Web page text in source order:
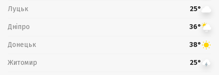
Луцьк 25°
Дніпро 36°
Донецьк 38°
Житомир 25°